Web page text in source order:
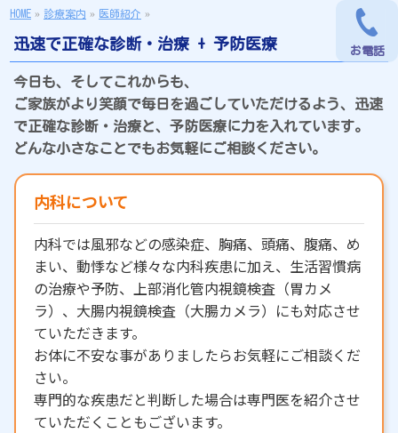
HOME » 診療案内 » 医師紹介 »
迅速で正確な診断・治療 + 予防医療
今日も、そしてこれからも、
ご家族がより笑顔で毎日を過ごしていただけるよう、迅速
で正確な診断・治療と、予防医療に力を入れています。
どんな小さなことでもお気軽にご相談ください。
内科について
内科では風邪などの感染症、胸痛、頭痛、腹痛、め
まい、動悸など様々な内科疾患に加え、生活習慣病
の治療や予防、上部消化管内視鏡検査（胃カメ
ラ）、大腸内視鏡検査（大腸カメラ）にも対応させ
ていただきます。
お体に不安な事がありましたらお気軽にご相談くだ
さい。
専門的な疾患だと判断した場合は専門医を紹介させ
ていただくこともございます。
お電話